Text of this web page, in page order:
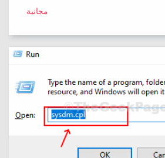
مجانية